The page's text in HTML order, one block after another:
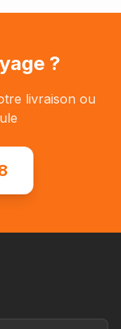
?
livraison ou